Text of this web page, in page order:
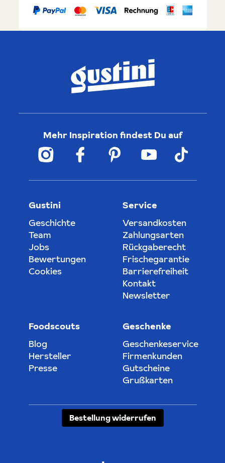
Mehr Inspiration findest Du auf
Gustini
Geschichte
Team
Jobs
Bewertungen
Cookies
Service
Versandkosten
Zahlungsarten
Rückgaberecht
Frischegarantie
Barrierefreiheit
Kontakt
Newsletter
Foodscouts
Blog
Hersteller
Presse
Geschenke
Geschenkeservice
Firmenkunden
Gutscheine
Grußkarten
Bestellung widerrufen